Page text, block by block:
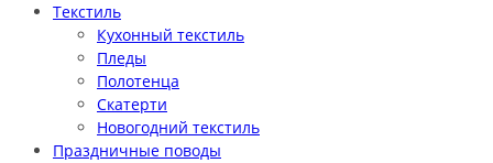
Текстиль
Кухонный текстиль
Пледы
Полотенца
Скатерти
Новогодний текстиль
Праздничные поводы